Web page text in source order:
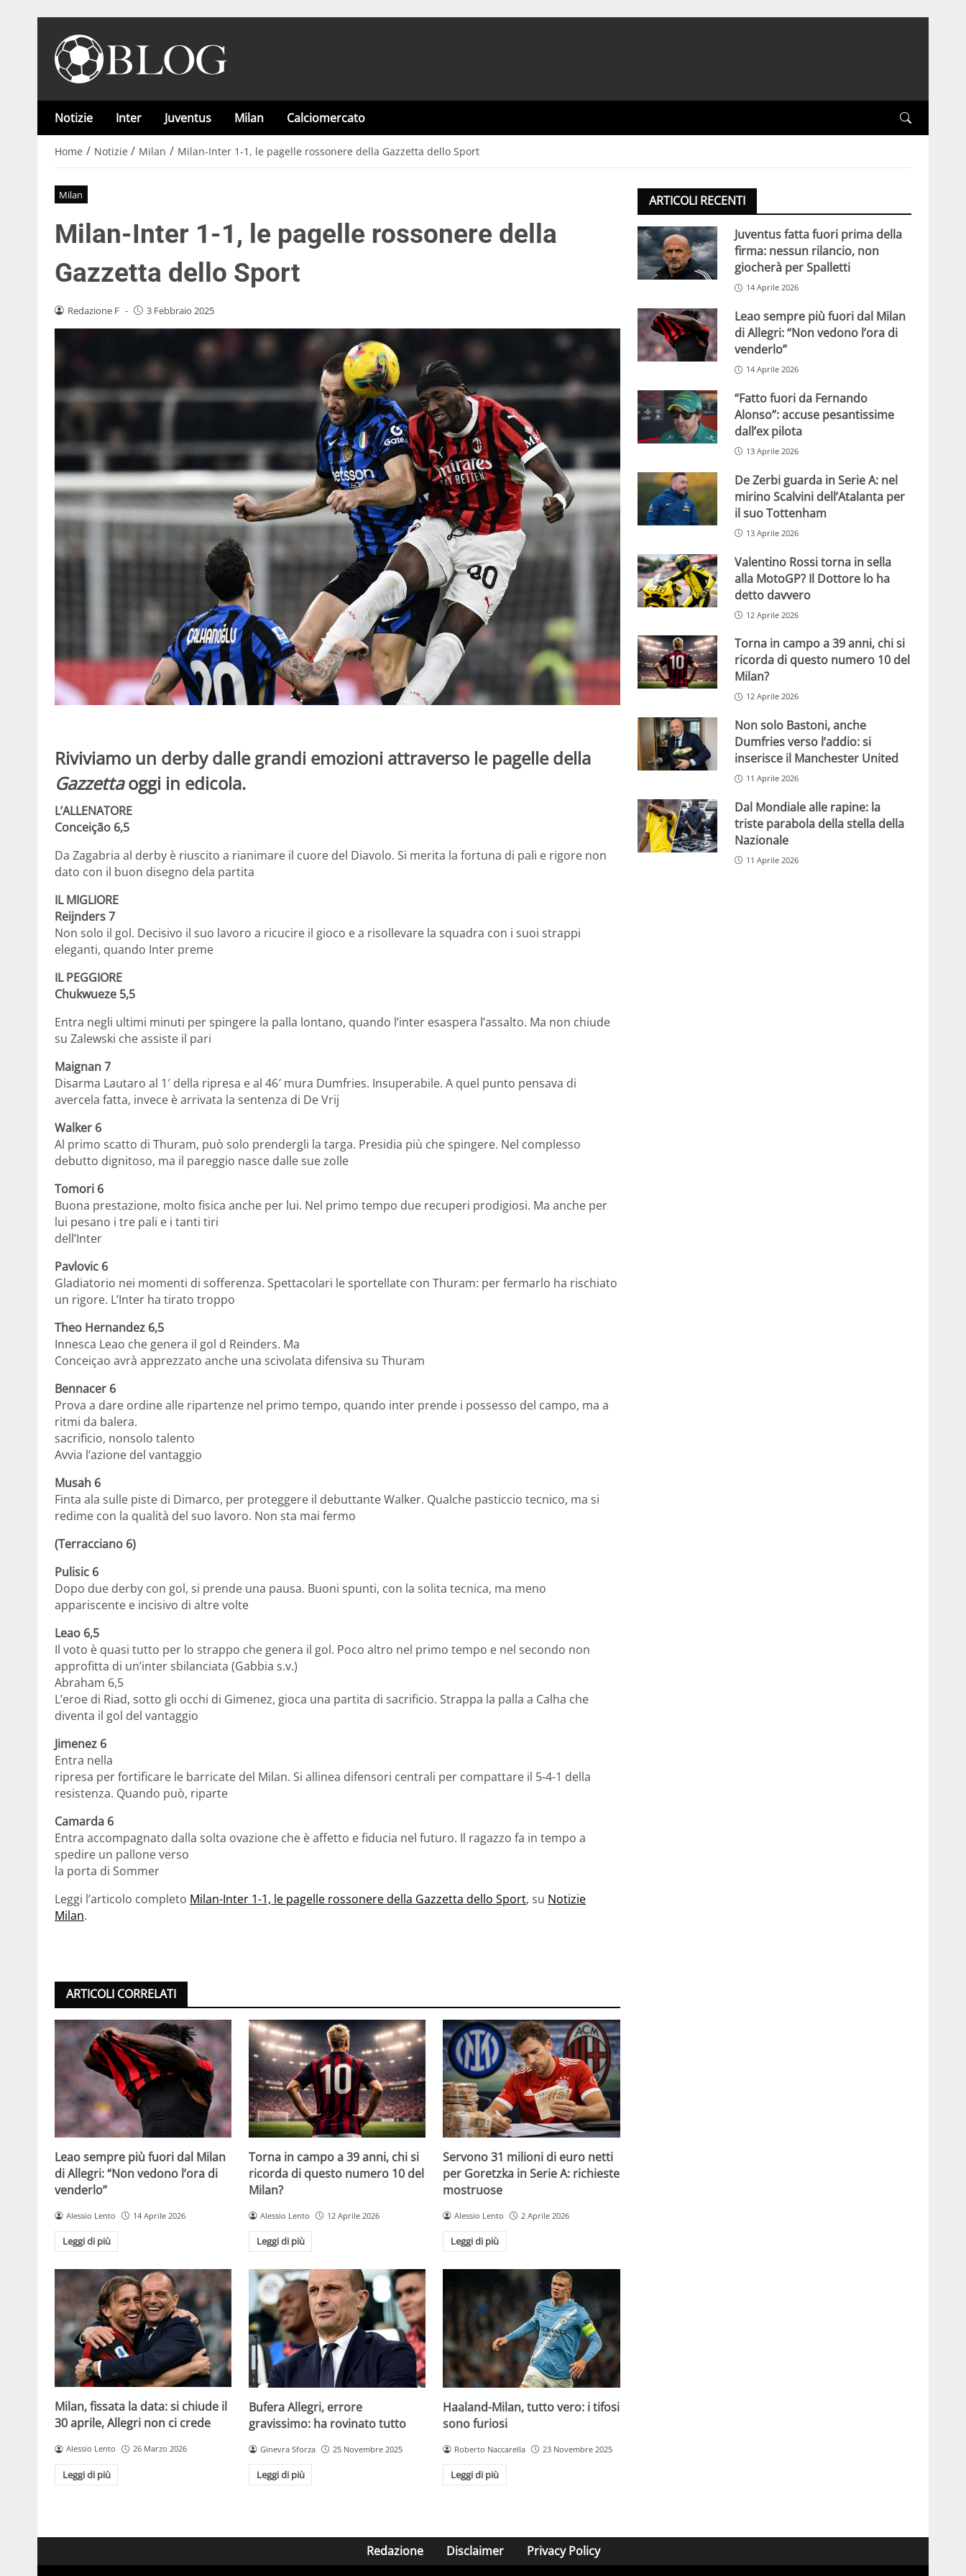
Notizie Inter Juventus Milan Calciomercato
Home / Notizie / Milan / Milan-Inter 1-1, le pagelle rossonere della Gazzetta dello Sport
Milan
Milan-Inter 1-1, le pagelle rossonere della
Gazzetta dello Sport
Redazione F - 3 Febbraio 2025
Riviviamo un derby dalle grandi emozioni attraverso le pagelle della
Gazzettaoggi in edicola.
L’ALLENATORE
Conceição 6,5
Da Zagabria al derby è riuscito a rianimare il cuore del Diavolo. Si merita la fortuna di pali e rigore non
dato con il buon disegno dela partita
IL MIGLIORE
Reijnders 7
Non solo il gol. Decisivo il suo lavoro a ricucire il gioco e a risollevare la squadra con i suoi strappi
eleganti, quando Inter preme
IL PEGGIORE
Chukwueze 5,5
Entra negli ultimi minuti per spingere la palla lontano, quando l’inter esaspera l’assalto. Ma non chiude
su Zalewski che assiste il pari
Maignan 7
Disarma Lautaro al 1′ della ripresa e al 46′ mura Dumfries. Insuperabile. A quel punto pensava di
avercela fatta, invece è arrivata la sentenza di De Vrij
Walker 6
Al primo scatto di Thuram, può solo prendergli la targa. Presidia più che spingere. Nel complesso
debutto dignitoso, ma il pareggio nasce dalle sue zolle
Tomori 6
Buona prestazione, molto fisica anche per lui. Nel primo tempo due recuperi prodigiosi. Ma anche per
lui pesano i tre pali e i tanti tiri
dell’Inter
Pavlovic 6
Gladiatorio nei momenti di sofferenza. Spettacolari le sportellate con Thuram: per fermarlo ha rischiato
un rigore. L’Inter ha tirato troppo
Theo Hernandez 6,5
Innesca Leao che genera il gol d Reinders. Ma
Conceiçao avrà apprezzato anche una scivolata difensiva su Thuram
Bennacer 6
Prova a dare ordine alle ripartenze nel primo tempo, quando inter prende i possesso del campo, ma a
ritmi da balera.
sacrificio, nonsolo talento
Avvia l’azione del vantaggio
Musah 6
Finta ala sulle piste di Dimarco, per proteggere il debuttante Walker. Qualche pasticcio tecnico, ma si
redime con la qualità del suo lavoro. Non sta mai fermo
(Terracciano 6)
Pulisic 6
Dopo due derby con gol, si prende una pausa. Buoni spunti, con la solita tecnica, ma meno
appariscente e incisivo di altre volte
Leao 6,5
Il voto è quasi tutto per lo strappo che genera il gol. Poco altro nel primo tempo e nel secondo non
approfitta di un’inter sbilanciata (Gabbia s.v.)
Abraham 6,5
L’eroe di Riad, sotto gli occhi di Gimenez, gioca una partita di sacrificio. Strappa la palla a Calha che
diventa il gol del vantaggio
Jimenez 6
Entra nella
ripresa per fortificare le barricate del Milan. Si allinea difensori centrali per compattare il 5-4-1 della
resistenza. Quando può, riparte
Camarda 6
Entra accompagnato dalla solta ovazione che è affetto e fiducia nel futuro. Il ragazzo fa in tempo a
spedire un pallone verso
la porta di Sommer
Leggi l’articolo completo Milan-Inter 1-1, le pagelle rossonere della Gazzetta dello Sport, su Notizie
Milan.
ARTICOLI CORRELATI
Leao sempre più fuori dal Milan
di Allegri: “Non vedono l’ora di
venderlo”
Alessio Lento 14 Aprile 2026
Leggi di più
Torna in campo a 39 anni, chi si
ricorda di questo numero 10 del
Milan?
Alessio Lento 12 Aprile 2026
Leggi di più
Servono 31 milioni di euro netti
per Goretzka in Serie A: richieste
mostruose
Alessio Lento 2 Aprile 2026
Leggi di più
Milan, fissata la data: si chiude il
30 aprile, Allegri non ci crede
Alessio Lento 26 Marzo 2026
Leggi di più
Bufera Allegri, errore
gravissimo: ha rovinato tutto
Ginevra Sforza 25 Novembre 2025
Leggi di più
Haaland-Milan, tutto vero: i tifosi
sono furiosi
Roberto Naccarella 23 Novembre 2025
Leggi di più
ARTICOLI RECENTI
Juventus fatta fuori prima della
firma: nessun rilancio, non
giocherà per Spalletti
14 Aprile 2026
Leao sempre più fuori dal Milan
di Allegri: “Non vedono l’ora di
venderlo”
14 Aprile 2026
“Fatto fuori da Fernando
Alonso”: accuse pesantissime
dall’ex pilota
13 Aprile 2026
De Zerbi guarda in Serie A: nel
mirino Scalvini dell’Atalanta per
il suo Tottenham
13 Aprile 2026
Valentino Rossi torna in sella
alla MotoGP? Il Dottore lo ha
detto davvero
12 Aprile 2026
Torna in campo a 39 anni, chi si
ricorda di questo numero 10 del
Milan?
12 Aprile 2026
Non solo Bastoni, anche
Dumfries verso l’addio: si
inserisce il Manchester United
11 Aprile 2026
Dal Mondiale alle rapine: la
triste parabola della stella della
Nazionale
11 Aprile 2026
Redazione Disclaimer Privacy Policy